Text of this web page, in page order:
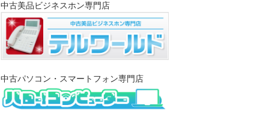
中古美品ビジネスホン専門店
中古パソコン・スマートフォン専門店